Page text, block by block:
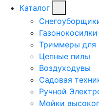
Каталог
Газонокосилки
Триммеры для
Цепные пилы
Воздуходувы
Садовая
Ручной
Мойки